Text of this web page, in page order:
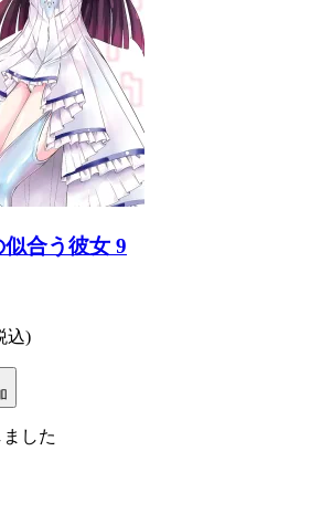
似合う彼女 9
込)
した